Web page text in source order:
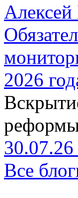
2026
реформы
Все